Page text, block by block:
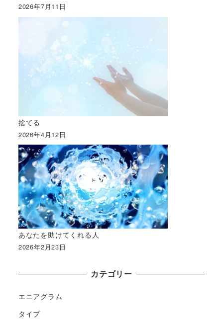
2026年7月11日
捨てる
2026年4月12日
あなたを助けてくれる人
2026年2月23日
カテゴリー
エニアグラム
タイプ